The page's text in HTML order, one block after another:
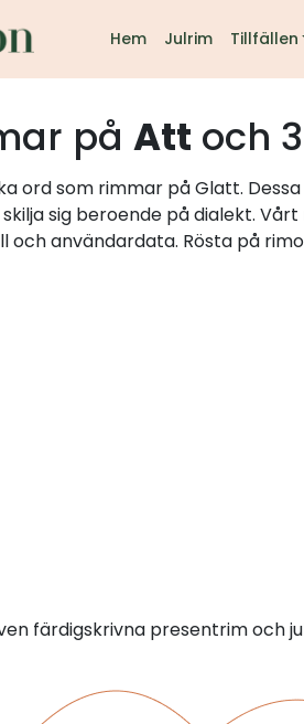
Hem Julrim Tillfällen
på Att och
ord som rimmar på Glatt.
sig beroende på dialekt.
och användardata. Rösta på
färdigskrivna presentrim och